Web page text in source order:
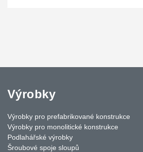
Výrobky
Výrobky pro prefabrikované konstrukce
Výrobky pro monolitické konstrukce
Podlahářské výrobky
Šroubové spoje sloupů